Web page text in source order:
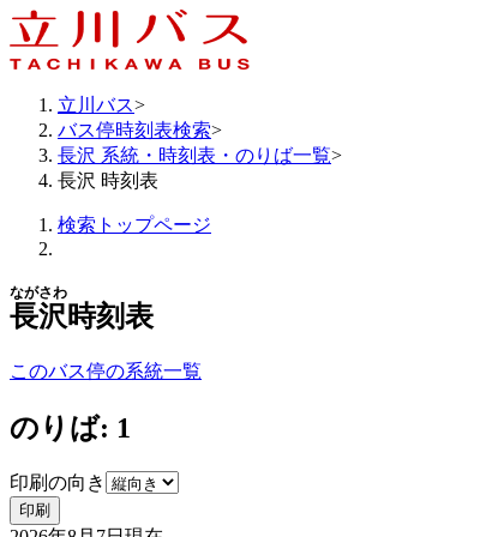
立川バス>
バス停時刻表検索>
長沢 系統・時刻表・のりば一覧>
長沢 時刻表
検索トップページ
長沢
ながさわ
時刻表
このバス停の系統一覧
のりば: 1
印刷の向き
印刷